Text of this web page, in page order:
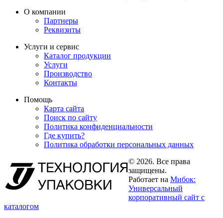
О компании
Партнеры
Реквизиты
Услуги и сервис
Каталог продукции
Услуги
Производство
Контакты
Помощь
Карта сайта
Поиск по сайту
Политика конфиденциальности
Где купить?
Политика обработки персональных данных
© 2026. Все права
защищены.
Работает на Мибок:
Универсальный
корпоративный сайт с
каталогом